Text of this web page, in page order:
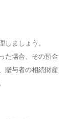
ましょう。
た場合、その預金
贈与者の相続財産